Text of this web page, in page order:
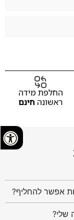
החלפת מידה
ראשונה חינם
אפשר להחליף?